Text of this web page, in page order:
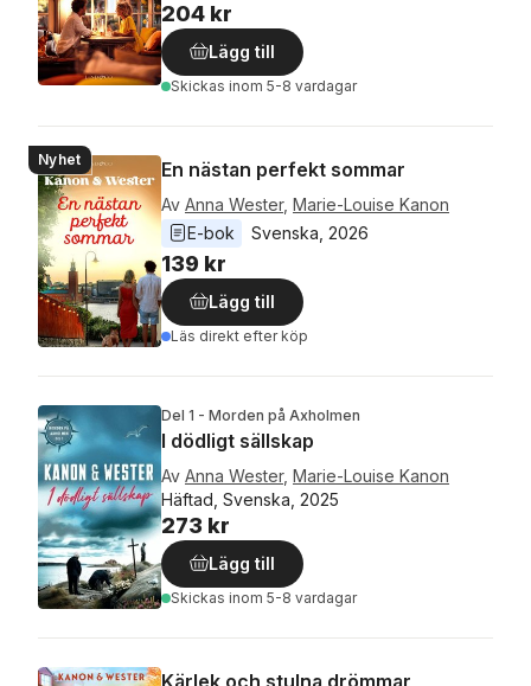
204 kr
Lägg till
Skickas inom 5-8 vardagar
Nyhet En nästan perfekt sommar
Av Anna Wester, Marie-Louise Kanon
E-bok
Svenska 2026
139 kr
Lägg till
Läs direkt efter köp
Del 1 - Morden på Axholmen
I dödligt sällskap
Av Anna Wester, Marie-Louise Kanon
Häftad, Svenska, 2025
273 kr
Lägg till
Skickas inom 5-8 vardagar
Kärlek och stulna drömmar